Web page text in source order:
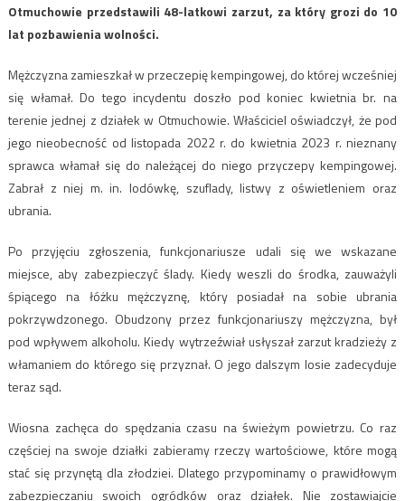
Otmuchowie przedstawili 48-latkowi zarzut, za który grozi do 10
lat pozbawienia wolności.
Mężczyzna zamieszkał w przeczepię kempingowej, do której wcześniej
się włamał. Do tego incydentu doszło pod koniec kwietnia br. na
terenie jednej z działek w Otmuchowie. Właściciel oświadczył, że pod
jego nieobecność od listopada 2022 r. do kwietnia 2023 r. nieznany
sprawca włamał się do należącej do niego przyczepy kempingowej.
Zabrał z niej m. in. lodówkę, szuflady, listwy z oświetleniem oraz
ubrania.
Po przyjęciu zgłoszenia, funkcjonariusze udali się we wskazane
miejsce, aby zabezpieczyć ślady. Kiedy weszli do środka, zauważyli
śpiącego na łóżku mężczyznę, który posiadał na sobie ubrania
pokrzywdzonego. Obudzony przez funkcjonariuszy mężczyzna, był
pod wpływem alkoholu. Kiedy wytrzeźwiał usłyszał zarzut kradzieży z
włamaniem do którego się przyznał. O jego dalszym losie zadecyduje
teraz sąd.
Wiosna zachęca do spędzania czasu na świeżym powietrzu. Co raz
częściej na swoje działki zabieramy rzeczy wartościowe, które mogą
stać się przynętą dla złodziei. Dlatego przypominamy o prawidłowym
zabezpieczaniu swoich ogródków oraz działek. Nie zostawiajcie